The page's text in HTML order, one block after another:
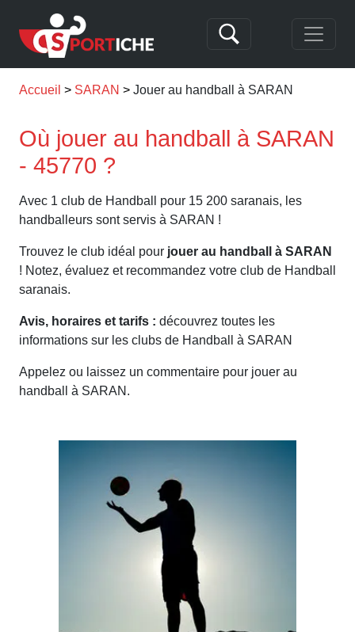
Accueil SARAN Jouer au handball à SARAN
Où jouer au handball à SARAN
- 45770 ?
Avec 1 club de Handball pour 15 200 saranais, les
handballeurs sont servis à SARAN !
Trouvez le club idéal pour jouer au handball à SARAN
! Notez, évaluez et recommandez votre club de Handball
saranais.
Avis, horaires et tarifs : découvrez toutes les
informations sur les clubs de Handball à SARAN
Appelez ou laissez un commentaire pour jouer au
handball à SARAN.